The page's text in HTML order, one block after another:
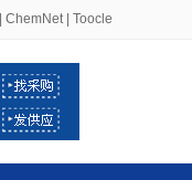
ChemNet| Toocle